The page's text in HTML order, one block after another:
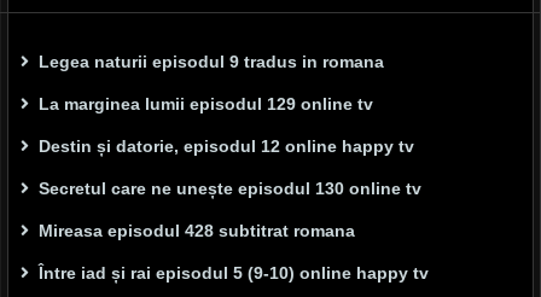
Legea naturii episodul 9 tradus in romana
La marginea lumii episodul 129 online tv
Destin și datorie, episodul 12 online happy tv
Secretul care ne unește episodul 130 online tv
Mireasa episodul 428 subtitrat romana
Între iad și rai episodul 5 (9-10) online happy tv